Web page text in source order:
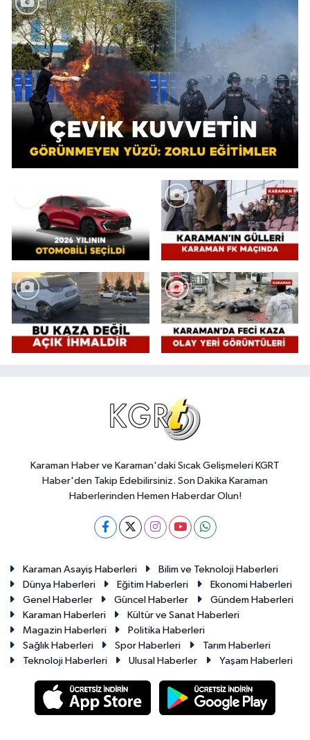
Karaman Haber ve Karaman'daki Sıcak Gelişmeleri KGRT
Haber'den Takip Edebilirsiniz. Son Dakika Karaman
Haberlerinden Hemen Haberdar Olun!
Karaman Asayiş Haberleri
Bilim ve Teknoloji Haberleri
Dünya Haberleri
Eğitim Haberleri
Ekonomi Haberleri
Genel Haberler
Güncel Haberler
Gündem Haberleri
Karaman Haberleri
Kültür ve Sanat Haberleri
Magazin Haberleri
Politika Haberleri
Sağlık Haberleri
Spor Haberleri
Tarım Haberleri
Teknoloji Haberleri
Ulusal Haberler Yaşam Haberleri